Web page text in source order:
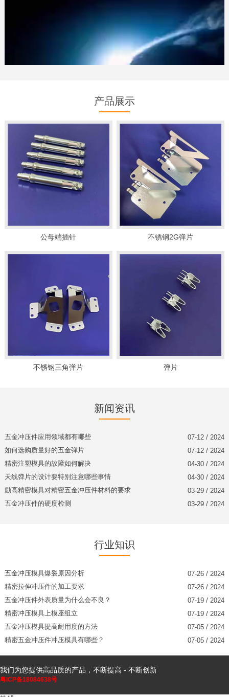
深圳市励高精密模具有限公司是电子类五金冲压，接触母弹片，
接触弹片，精密拉伸冲压件，电源弹片，电机芯片，新能源五金
件，精密五金冲压，精密模具，汽车连接器公母端等产品专业生
产加工的公司，公司已通过ISO9001-2015认证，拥有完整、科
学的质量管理体系。深圳市励高精密模具有限公司的诚信、实力
和产品质量获得业界的认可。欢迎各界朋友莅临参观、指导和业
务洽谈。
产品展示
公母端插针 不锈钢2G弹片
不锈钢三角弹片 弹片
新闻资讯
五金冲压件应用领域都有哪些
07-12 / 2024
如何选购质量好的五金弹片
07-12 / 2024
精密注塑模具的故障如何解决
04-30 / 2024
天线弹片​的设计要特别注意哪些事情
04-30 / 2024
励高精密模具对精密五金冲压件材料的要求
03-29 / 2024
五金冲压件的硬度检测
03-29 / 2024
行业知识
五金冲压模具爆裂原因分析
07-26 / 2024
精密拉伸冲压件的加工要求
07-26 / 2024
五金冲压件外表质量为什么会不良？
07-19 / 2024
精密冲压模具上模座组立
07-19 / 2024
五金冲压模具提高耐用度的方法
07-05 / 2024
精密五金冲压件冲压模具有哪些？
07-05 / 2024
我们为您提供高品质的产品，不断提高 - 不断创新
粤ICP备18084638号